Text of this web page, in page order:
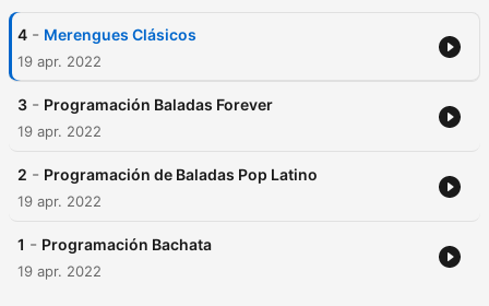
4 - Merengues Clásicos
19 apr. 2022
3 - Programación Baladas Forever
19 apr. 2022
2 - Programación de Baladas Pop Latino
19 apr. 2022
1 - Programación Bachata
19 apr. 2022